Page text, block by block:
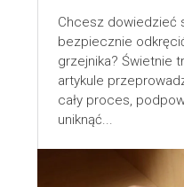
Chcesz dowiedzieć
bezpiecznie
grzejnika? Świetnie
artykule
cały proces,
uniknąć...